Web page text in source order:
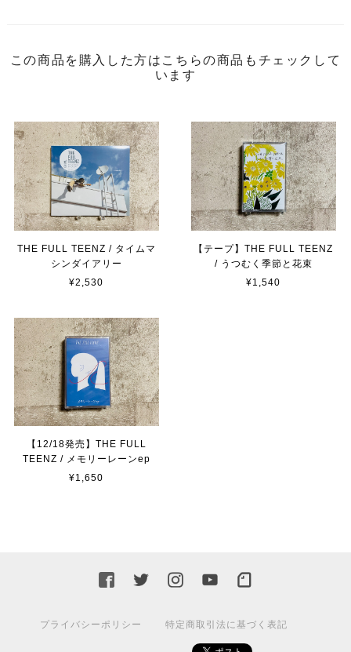
この商品を購入した方はこちらの商品もチェックして
います
THE FULL TEENZ / タイムマ
シンダイアリー
¥2,530
【テープ】THE FULL TEENZ
/ うつむく季節と花束
¥1,540
【12/18発売】THE FULL
TEENZ / メモリーレーンep
¥1,650
プライバシーポリシー 特定商取引法に基づく表記